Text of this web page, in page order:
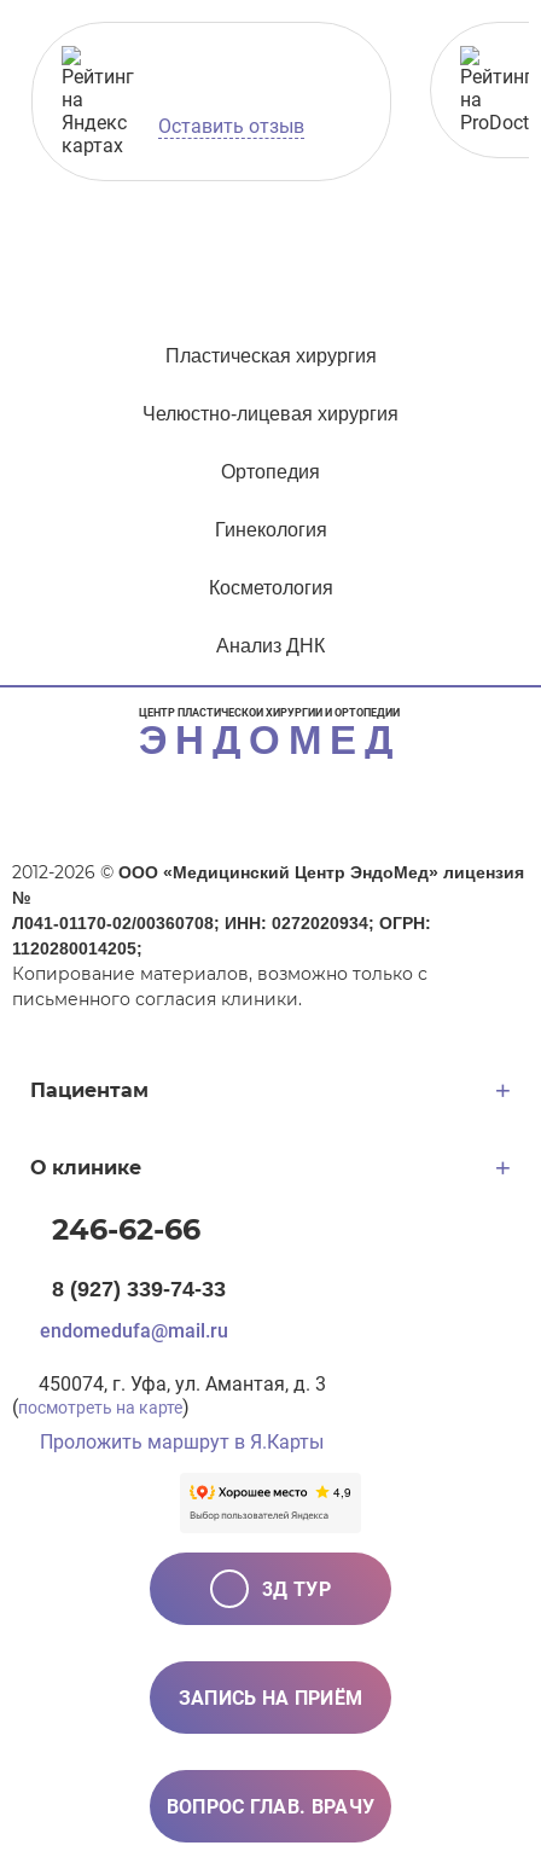
Оставить отзыв
Пластическая хирургия
Челюстно-лицевая хирургия
Ортопедия
Гинекология
Косметология
Анализ ДНК
ЦЕНТР ПЛАСТИЧЕСКОЙ ХИРУРГИИ И ОРТОПЕДИИ
ЭНДОМЕД
2012-2026 © ООО «Медицинский Центр ЭндоМед» лицензия
№
Л041-01170-02/00360708; ИНН: 0272020934; ОГРН:
1120280014205;
Копирование материалов, возможно только с
письменного согласия клиники.
Пациентам
О клинике
246-62-66
8 (927) 339-74-33
endomedufa@mail.ru
450074, г. Уфа, ул. Амантая, д. 3
(посмотреть на карте)
Проложить маршрут в Я.Карты
3Д ТУР
ЗАПИСЬ НА ПРИЁМ
ВОПРОС ГЛАВ. ВРАЧУ